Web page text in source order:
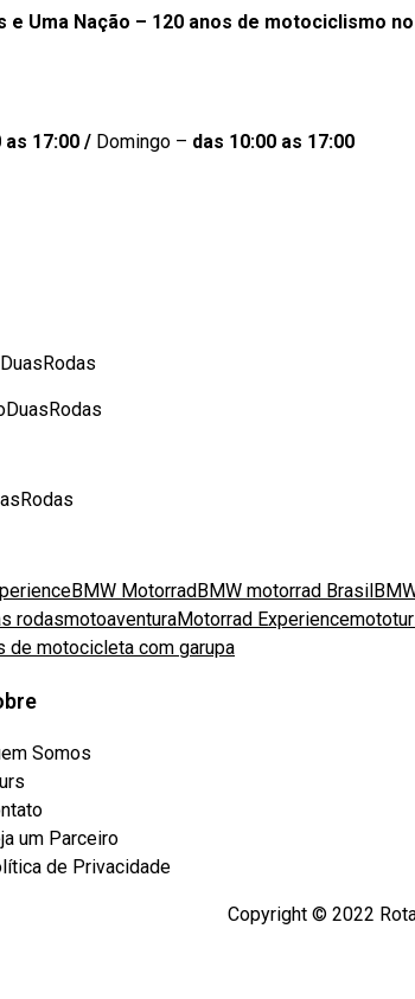
Uma Nação – 120 anos de motociclismo
as 17:00 / Domingo – das 10:00 as 17:00
BMW Motorrad BMW motorrad Brasil
rodasmotoaventuraMotorrad Experience
de motocicleta com garupa
Somos
um Parceiro
de Privacidade
Copyright © 2022